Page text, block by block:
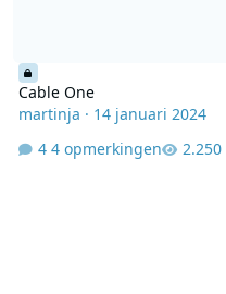
Cable One
martinja · 14 januari 2024
4 opmerkingen